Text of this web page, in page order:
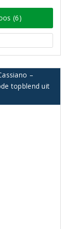
(6)
–
topblend uit